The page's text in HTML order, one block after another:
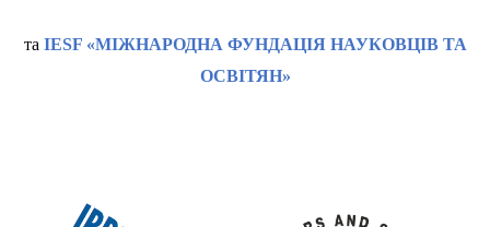
та IESF «МІЖНАРОДНА ФУНДАЦІЯ НАУКОВЦІВ ТА
ОСВІТЯН»